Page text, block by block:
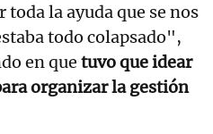
la ayuda que se nos
todo colapsado",
en que tuvo que idear
organizar la gestión